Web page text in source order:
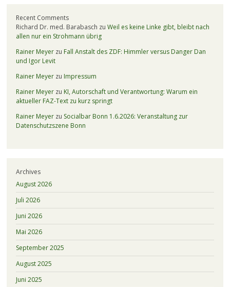
Recent Comments
Richard Dr. med. Barabasch zu Weil es keine Linke gibt, bleibt nach
allen nur ein Strohmann übrig
Rainer Meyerzu Fall Anstalt des ZDF: Himmler versus Danger Dan
und Igor Levit
Rainer Meyerzu Impressum
Rainer Meyerzu KI, Autorschaft und Verantwortung: Warum ein
aktueller FAZ-Text zu kurz springt
Rainer Meyerzu Socialbar Bonn 1.6.2026: Veranstaltung zur
Datenschutzszene Bonn
Archives
August 2026
Juli 2026
Juni 2026
Mai 2026
September 2025
August 2025
Juni 2025